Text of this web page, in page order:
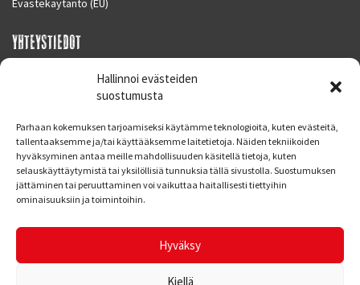
Hallinnoi evästeiden
suostumusta
Parhaan kokemuksen tarjoamiseksi käytämme teknologioita, kuten evästeitä,
tallentaaksemme ja/tai käyttääksemme laitetietoja. Näiden tekniikoiden
hyväksyminen antaa meille mahdollisuuden käsitellä tietoja, kuten
selauskäyttäytymistä tai yksilöllisiä tunnuksia tällä sivustolla. Suostumuksen
jättäminen tai peruuttaminen voi vaikuttaa haitallisesti tiettyihin
ominaisuuksiin ja toimintoihin.
Hyväksy
Kiellä
YHTEYSTIEDOT
SUPERMOTO CENTER
Finland
Puh. 09 221 7088
info at supermotocenter.fi
Maanantai - Tiistai 09.00 - 17.00